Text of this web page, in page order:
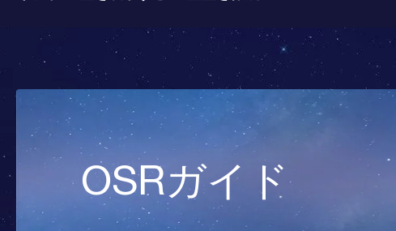
OSRガイド